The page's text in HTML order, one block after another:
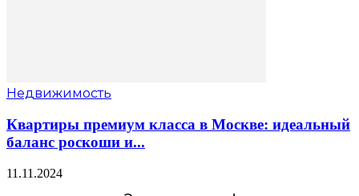
Недвижимость
Квартиры премиум класса в Москве: идеальный
баланс роскоши и...
11.11.2024